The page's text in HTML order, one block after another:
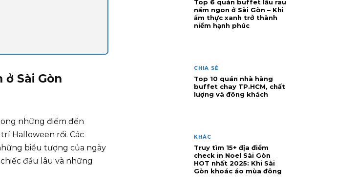
Sài Gòn
những điểm đến
Halloween rồi. Các
biểu tượng của ngày
đầu lâu và những
Top 6 quán buffet lẩu rau
nấm ngon ở Sài Gòn – Khi
ẩm thực xanh trở thành
niềm hạnh phúc
CHIA SẺ
Top 10 quán nhà hàng
buffet chay TP.HCM, chất
lượng và đông khách
KHÁC
Truy tìm 15+ địa điểm
check in Noel Sài Gòn
HOT nhất 2025: Khi Sài
Gòn khoác áo mùa đông